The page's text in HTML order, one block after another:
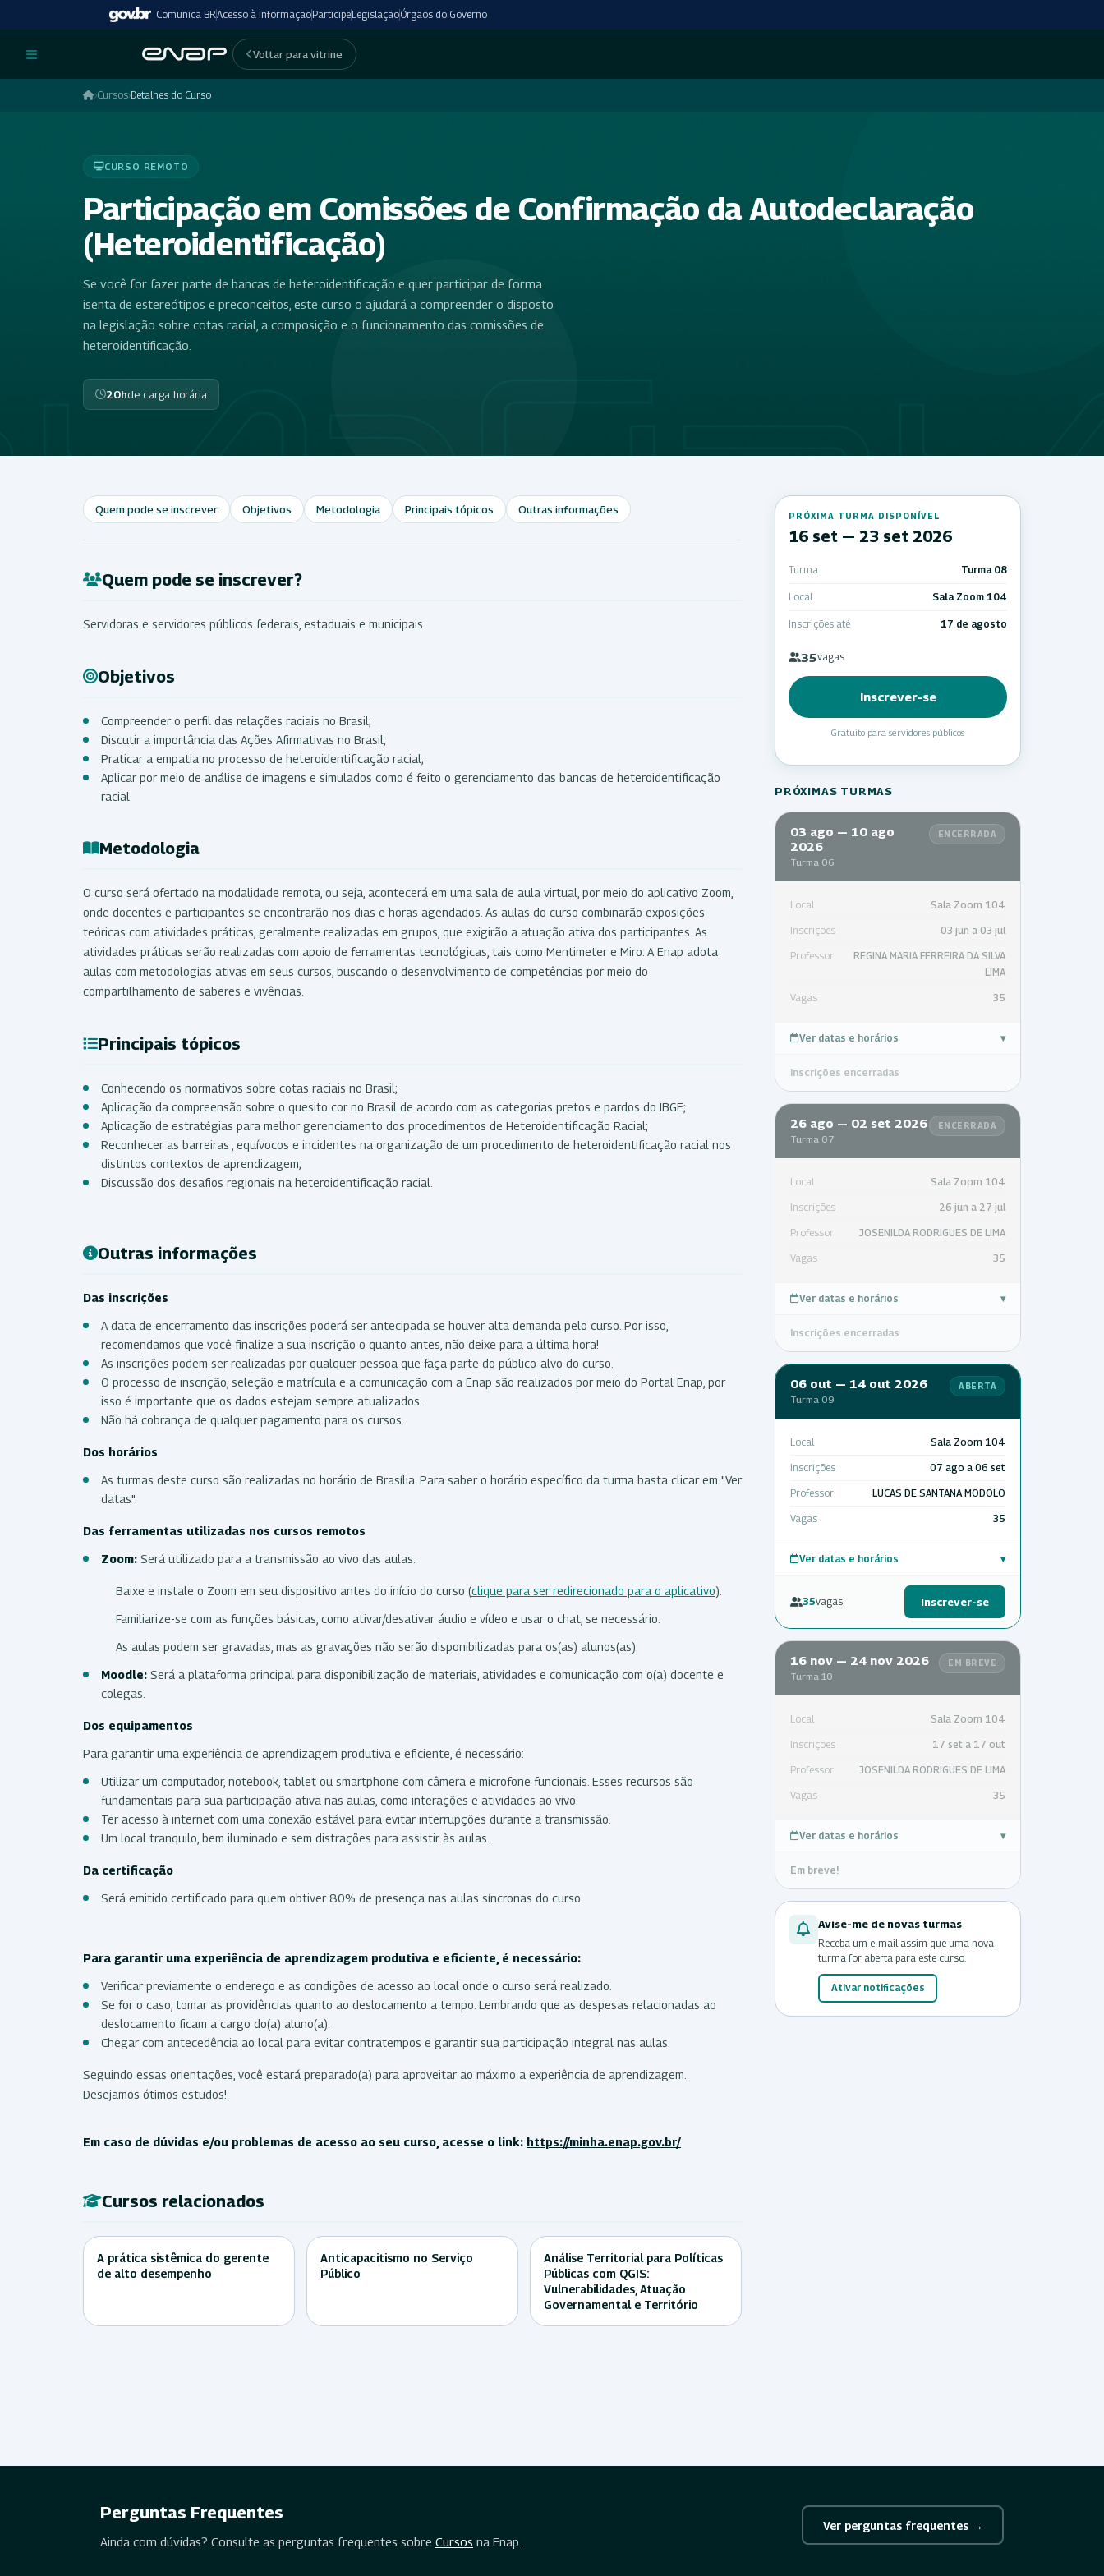
Comunica BRAcesso à informaçãoParticipeLegislaçãoÓrgãos do Governo
Voltar para vitrine
›Cursos›Detalhes do Curso
CURSO REMOTO
Participação em Comissões de Confirmação da Autodeclaração
(Heteroidentificação)
Se você for fazer parte de bancas de heteroidentificação e quer participar de forma
isenta de estereótipos e preconceitos, este curso o ajudará a compreender o disposto
na legislação sobre cotas racial, a composição e o funcionamento das comissões de
heteroidentificação.
20hde carga horária
Quem pode se inscrever Objetivos Metodologia Principais tópicos Outras informações
Quem pode se inscrever?
Servidoras e servidores públicos federais, estaduais e municipais.
Objetivos
Compreender o perfil das relações raciais no Brasil;
Discutir a importância das Ações Afirmativas no Brasil;
Praticar a empatia no processo de heteroidentificação racial;
Aplicar por meio de análise de imagens e simulados como é feito o gerenciamento das bancas de heteroidentificação
racial.
Metodologia
O curso será ofertado na modalidade remota, ou seja, acontecerá em uma sala de aula virtual, por meio do aplicativo Zoom,
onde docentes e participantes se encontrarão nos dias e horas agendados. As aulas do curso combinarão exposições
teóricas com atividades práticas, geralmente realizadas em grupos, que exigirão a atuação ativa dos participantes. As
atividades práticas serão realizadas com apoio de ferramentas tecnológicas, tais como Mentimeter e Miro. A Enap adota
aulas com metodologias ativas em seus cursos, buscando o desenvolvimento de competências por meio do
compartilhamento de saberes e vivências.
Principais tópicos
Conhecendo os normativos sobre cotas raciais no Brasil;
Aplicação da compreensão sobre o quesito cor no Brasil de acordo com as categorias pretos e pardos do IBGE;
Aplicação de estratégias para melhor gerenciamento dos procedimentos de Heteroidentificação Racial;
Reconhecer as barreiras , equívocos e incidentes na organização de um procedimento de heteroidentificação racial nos
distintos contextos de aprendizagem;
Discussão dos desafios regionais na heteroidentificação racial.
Outras informações
Das inscrições
A data de encerramento das inscrições poderá ser antecipada se houver alta demanda pelo curso. Por isso,
recomendamos que você finalize a sua inscrição o quanto antes, não deixe para a última hora!
As inscrições podem ser realizadas por qualquer pessoa que faça parte do público-alvo do curso.
O processo de inscrição, seleção e matrícula e a comunicação com a Enap são realizados por meio do Portal Enap, por
isso é importante que os dados estejam sempre atualizados.
Não há cobrança de qualquer pagamento para os cursos.
Dos horários
As turmas deste curso são realizadas no horário de Brasília. Para saber o horário específico da turma basta clicar em "Ver
datas".
Das ferramentas utilizadas nos cursos remotos
Zoom: Será utilizado para a transmissão ao vivo das aulas.
Baixe e instale o Zoom em seu dispositivo antes do início do curso (clique para ser redirecionado para o aplicativo).
Familiarize-se com as funções básicas, como ativar/desativar áudio e vídeo e usar o chat, se necessário.
As aulas podem ser gravadas, mas as gravações não serão disponibilizadas para os(as) alunos(as).
Moodle: Será a plataforma principal para disponibilização de materiais, atividades e comunicação com o(a) docente e
colegas.
Dos equipamentos
Para garantir uma experiência de aprendizagem produtiva e eficiente, é necessário:
Utilizar um computador, notebook, tablet ou smartphone com câmera e microfone funcionais. Esses recursos são
fundamentais para sua participação ativa nas aulas, como interações e atividades ao vivo.
Ter acesso à internet com uma conexão estável para evitar interrupções durante a transmissão.
Um local tranquilo, bem iluminado e sem distrações para assistir às aulas.
Da certificação
Será emitido certificado para quem obtiver 80% de presença nas aulas síncronas do curso.
Para garantir uma experiência de aprendizagem produtiva e eficiente, é necessário:
Verificar previamente o endereço e as condições de acesso ao local onde o curso será realizado.
Se for o caso, tomar as providências quanto ao deslocamento a tempo. Lembrando que as despesas relacionadas ao
deslocamento ficam a cargo do(a) aluno(a).
Chegar com antecedência ao local para evitar contratempos e garantir sua participação integral nas aulas.
Seguindo essas orientações, você estará preparado(a) para aproveitar ao máximo a experiência de aprendizagem.
Desejamos ótimos estudos!
Em caso de dúvidas e/ou problemas de acesso ao seu curso, acesse o link: https://minha.enap.gov.br/
PRÓXIMA TURMA DISPONÍVEL
16 set — 23 set 2026
Turma Turma 08
Local Sala Zoom 104
Inscrições até 17 de agosto
35vagas
Inscrever-se
Gratuito para servidores públicos
PRÓXIMAS TURMAS
03 ago — 10 ago
2026
Turma 06
ENCERRADA
Local Sala Zoom 104
Inscrições 03 jun a 03 jul
Professor
REGINA MARIA FERREIRA DA SILVA
LIMA
Vagas 35
Ver datas e horários ▾
Inscrições encerradas
26 ago — 02 set 2026
Turma 07
ENCERRADA
Local Sala Zoom 104
Inscrições 26 jun a 27 jul
Professor JOSENILDA RODRIGUES DE LIMA
Vagas 35
Ver datas e horários ▾
Inscrições encerradas
06 out — 14 out 2026
Turma 09
ABERTA
Local Sala Zoom 104
Inscrições 07 ago a 06 set
Professor LUCAS DE SANTANA MODOLO
Vagas 35
Ver datas e horários ▾
35vagas Inscrever-se
16 nov — 24 nov 2026
Turma 10
EM BREVE
Local Sala Zoom 104
Inscrições 17 set a 17 out
Professor JOSENILDA RODRIGUES DE LIMA
Vagas 35
Ver datas e horários ▾
Em breve!
Avise-me de novas turmas
Receba um e-mail assim que uma nova
turma for aberta para este curso.
Ativar notificações
Cursos relacionados
A prática sistêmica do gerente
de alto desempenho
Anticapacitismo no Serviço
Público
Análise Territorial para Políticas
Públicas com QGIS:
Vulnerabilidades, Atuação
Governamental e Território
Perguntas Frequentes
Ainda com dúvidas? Consulte as perguntas frequentes sobre Cursos na Enap.
Ver perguntas frequentes →